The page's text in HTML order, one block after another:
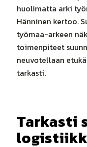
huolimatta arki
Hänninen kertoo.
työmaa-arkeen
toimenpiteet
neuvotellaan
tarkasti.
Tarkasti